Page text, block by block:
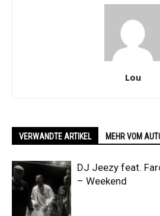
Lou
VERWANDTE ARTIKEL MEHR VOM
DJ Jeezy feat.
– Weekend